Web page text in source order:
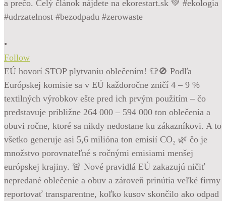
•
Follow
EÚ hovorí STOP plytvaniu oblečením! 👕🚫 Podľa
Európskej komisie sa v EÚ každoročne zničí 4 – 9 %
textilných výrobkov ešte pred ich prvým použitím – čo
predstavuje približne 264 000 – 594 000 ton oblečenia a
obuvi ročne, ktoré sa nikdy nedostane ku zákazníkovi. A to
všetko generuje asi 5,6 milióna ton emisií CO₂ 🌿 čo je
množstvo porovnateľné s ročnými emisiami menšej
európskej krajiny. 🚨 Nové pravidlá EÚ zakazujú ničiť
nepredané oblečenie a obuv a zároveň prinútia veľké firmy
reportovať transparentne, koľko kusov skončilo ako odpad